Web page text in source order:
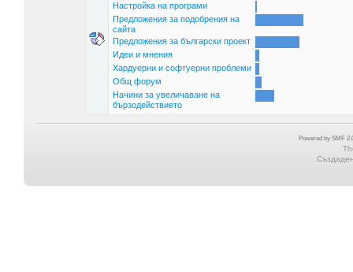
Настройка на програми
Предложения за подобрения на
сайта
Предложения за български проект
Идеи и мнения
Хардуерни и софтуерни проблеми
Общ форум
Начини за увеличаване на
бързодействието
Powered by SMF